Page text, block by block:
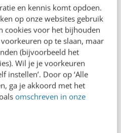
en kennis komt opdoen.
op onze websites gebruik
cookies voor het bijhouden
op te slaan, maar
(bijvoorbeeld het
Wil je je voorkeuren
instellen’. Door op ‘Alle
ga je akkoord met het
omschreven in onze
“Because the Bull
de content die ons
schijnen dagelijks per